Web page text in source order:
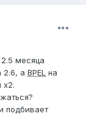
месяца
2.6, а BPEL на
х2.
подбивает